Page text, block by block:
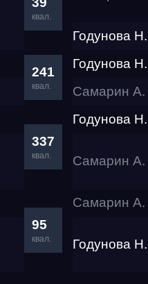
квал.
Годунова Н.
241
квал.
Годунова Н.
Самарин А.
337
квал.
Годунова Н.
Самарин А.
95
квал.
Самарин А.
Годунова Н.